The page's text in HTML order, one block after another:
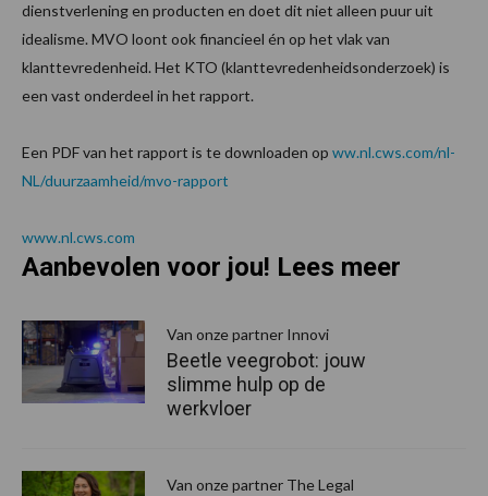
dienstverlening en producten en doet dit niet alleen puur uit
idealisme. MVO loont ook financieel én op het vlak van
klanttevredenheid. Het KTO (klanttevredenheidsonderzoek) is
een vast onderdeel in het rapport.
Een PDF van het rapport is te downloaden op ww.nl.cws.com/nl-
NL/duurzaamheid/mvo-rapport
www.nl.cws.com
Aanbevolen voor jou! Lees meer
Van onze partner Innovi
Beetle veegrobot: jouw
slimme hulp op de
werkvloer
Van onze partner The Legal